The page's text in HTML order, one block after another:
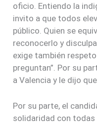
oficio. Entiendo la
invito a que todos
público. Quien se
reconocerlo y
exige también
preguntan”. Por su
a Valencia y le dijo
Por su parte, el
solidaridad con todas